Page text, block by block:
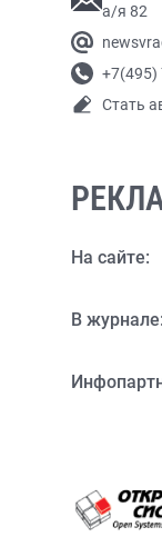
а/я 82
+7(495)
Стать
На сайте:
В журнале: